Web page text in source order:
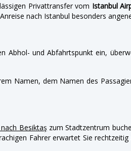
Privattransfer vom Istanbul
nach Istanbul besonders
Abhol- und Abfahrtspunkt ein,
Namen, dem Namen des
Besiktaş zum Stadtzentrum
Fahrer erwartet Sie